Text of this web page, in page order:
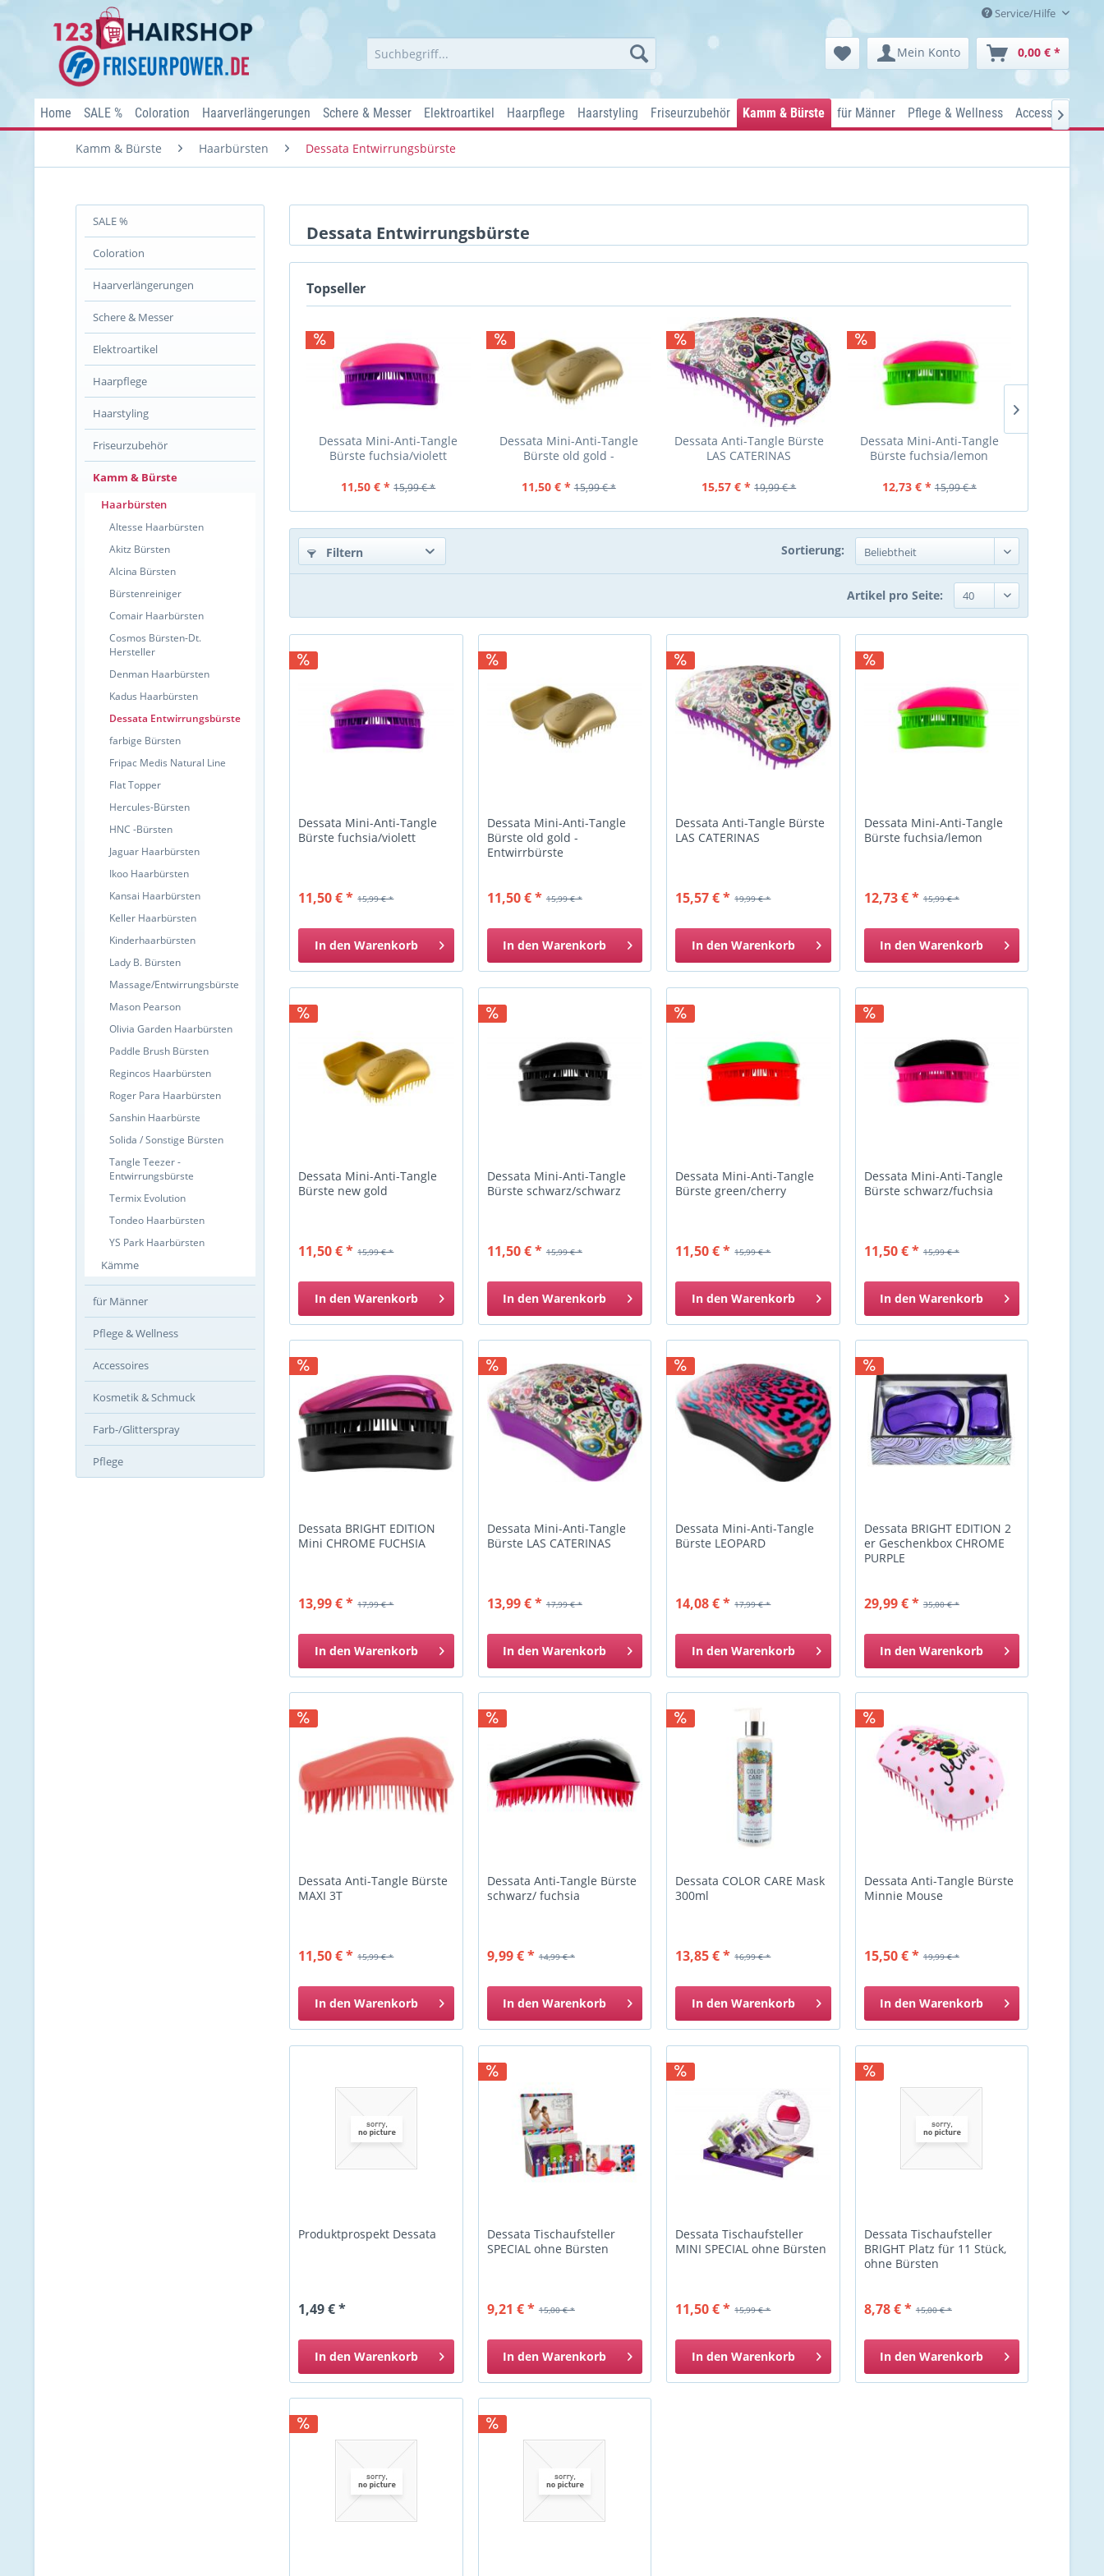
Service/Hilfe
Mein Konto 0,00 € *
Home SALE % Coloration Haarverlängerungen Schere & Messer Elektroartikel Haarpflege Haarstyling Friseurzubehör Kamm & Bürste für Männer Pflege & Wellness Accessoires

Kamm & Bürste Haarbürsten Dessata Entwirrungsbürste
SALE %
Coloration
Haarverlängerungen
Schere & Messer
Elektroartikel
Haarpflege
Haarstyling
Friseurzubehör
Kamm & Bürste
Haarbürsten
Altesse Haarbürsten
Akitz Bürsten
Alcina Bürsten
Bürstenreiniger
Comair Haarbürsten
Cosmos Bürsten-Dt.
Hersteller
Denman Haarbürsten
Kadus Haarbürsten
Dessata Entwirrungsbürste
farbige Bürsten
Fripac Medis Natural Line
Flat Topper
Hercules-Bürsten
HNC -Bürsten
Jaguar Haarbürsten
Ikoo Haarbürsten
Kansai Haarbürsten
Keller Haarbürsten
Kinderhaarbürsten
Lady B. Bürsten
Massage/Entwirrungsbürste
Mason Pearson
Olivia Garden Haarbürsten
Paddle Brush Bürsten
Regincos Haarbürsten
Roger Para Haarbürsten
Sanshin Haarbürste
Solida / Sonstige Bürsten
Tangle Teezer -
Entwirrungsbürste
Termix Evolution
Tondeo Haarbürsten
YS Park Haarbürsten
Kämme
für Männer
Pflege & Wellness
Accessoires
Kosmetik & Schmuck
Farb-/Glitterspray
Pflege
Dessata Entwirrungsbürste
Topseller
Dessata Mini-Anti-Tangle
Bürste fuchsia/violett
11,50 € * 15,99 € *
Dessata Mini-Anti-Tangle
Bürste old gold -
11,50 € * 15,99 € *
Dessata Anti-Tangle Bürste
LAS CATERINAS
15,57 € * 19,99 € *
Dessata Mini-Anti-Tangle
Bürste fuchsia/lemon
12,73 € * 15,99 € *
Filtern Sortierung:
Artikel pro Seite:
Dessata Mini-Anti-Tangle
Bürste fuchsia/violett
15,99 € *
11,50 € *
In den Warenkorb
Dessata Mini-Anti-Tangle
Bürste old gold -
Entwirrbürste
15,99 € *
11,50 € *
In den Warenkorb
Dessata Anti-Tangle Bürste
LAS CATERINAS
19,99 € *
15,57 € *
In den Warenkorb
Dessata Mini-Anti-Tangle
Bürste fuchsia/lemon
15,99 € *
12,73 € *
In den Warenkorb
Dessata Mini-Anti-Tangle
Bürste new gold
15,99 € *
11,50 € *
In den Warenkorb
Dessata Mini-Anti-Tangle
Bürste schwarz/schwarz
15,99 € *
11,50 € *
In den Warenkorb
Dessata Mini-Anti-Tangle
Bürste green/cherry
15,99 € *
11,50 € *
In den Warenkorb
Dessata Mini-Anti-Tangle
Bürste schwarz/fuchsia
15,99 € *
11,50 € *
In den Warenkorb
Dessata BRIGHT EDITION
Mini CHROME FUCHSIA
17,99 € *
13,99 € *
In den Warenkorb
Dessata Mini-Anti-Tangle
Bürste LAS CATERINAS
17,99 € *
13,99 € *
In den Warenkorb
Dessata Mini-Anti-Tangle
Bürste LEOPARD
17,99 € *
14,08 € *
In den Warenkorb
Dessata BRIGHT EDITION 2
er Geschenkbox CHROME
PURPLE
35,00 € *
29,99 € *
In den Warenkorb
Dessata Anti-Tangle Bürste
MAXI 3T
15,99 € *
11,50 € *
In den Warenkorb
Dessata Anti-Tangle Bürste
schwarz/ fuchsia
14,99 € *
9,99 € *
In den Warenkorb
Dessata COLOR CARE Mask
300ml
16,99 € *
13,85 € *
In den Warenkorb
Dessata Anti-Tangle Bürste
Minnie Mouse
19,99 € *
15,50 € *
In den Warenkorb
Produktprospekt Dessata
1,49 € *
In den Warenkorb
Dessata Tischaufsteller
SPECIAL ohne Bürsten
15,00 € *
9,21 € *
In den Warenkorb
Dessata Tischaufsteller
MINI SPECIAL ohne Bürsten
15,99 € *
11,50 € *
In den Warenkorb
Dessata Tischaufsteller
BRIGHT Platz für 11 Stück,
ohne Bürsten
15,00 € *
8,78 € *
In den Warenkorb